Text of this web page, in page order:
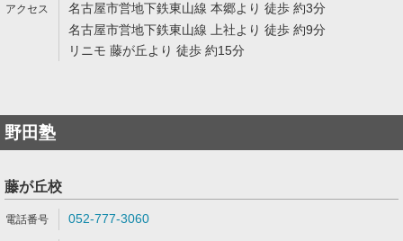
名古屋市営地下鉄東山線 本郷より 徒歩 約3分
名古屋市営地下鉄東山線 上社より 徒歩 約9分
リニモ 藤が丘より 徒歩 約15分
野田塾
藤が丘校
052-777-3060